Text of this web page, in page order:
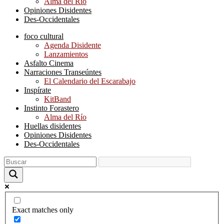
Opiniones Disidentes
Des-Occidentales
foco cultural
Agenda Disidente
Lanzamientos
Asfalto Cinema
Narraciones Transeúntes
El Calendario del Escarabajo
Inspírate
KitBand
Instinto Forastero
Alma del Río
Huellas disidentes
Opiniones Disidentes
Des-Occidentales
Exact matches only